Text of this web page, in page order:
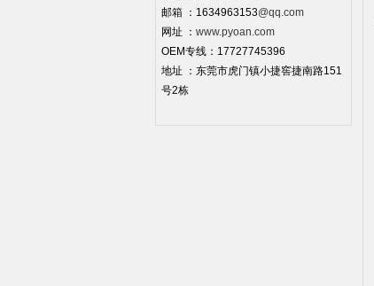
邮箱 ：1634963153@qq.com
网址 ： www.pyoan.com
OEM专线：17727745396
地址 ：东莞市虎门镇小捷窖捷南路151
号2栋